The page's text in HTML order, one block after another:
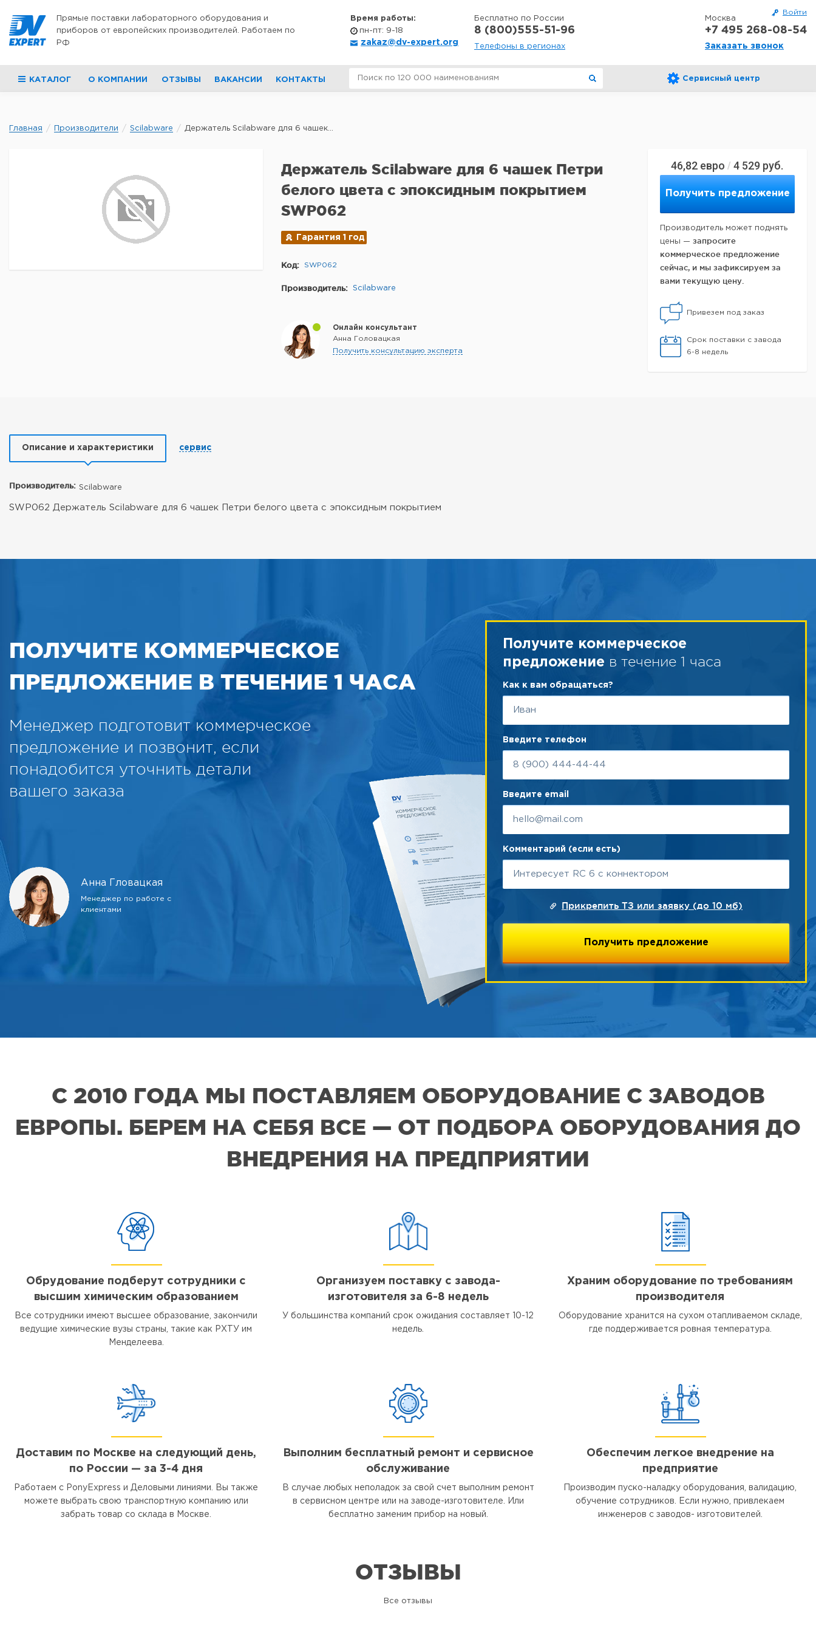
Войти
Прямые поставки лабораторного оборудования и
приборов от европейских производителей. Работаем по
РФ
Время работы:
пн-пт: 9-18
zakaz@dv-expert.org
Бесплатно по России
8 (800)555-51-96
Телефоны в регионах
Москва
+7 495 268-08-54
Заказать звонок
КАТАЛОГ О КОМПАНИИ ОТЗЫВЫ ВАКАНСИИ КОНТАКТЫ Сервисный центр
Главная Производители Scilabware Держатель Scilabware для 6 чашек...
46,82 евро / 4 529 руб.
Получить предложение
Производитель может поднять
цены — запросите
коммерческое предложение
сейчас, и мы зафиксируем за
вами текущую цену.
Привезем под заказ
Срок поставки с завода
6-8 недель
Держатель Scilabware для 6 чашек Петри
белого цвета с эпоксидным покрытием
SWP062
Гарантия 1 год
Код: SWP062
Производитель: Scilabware
Онлайн консультант
Анна Головацкая
Получить консультацию эксперта
Описание и характеристики сервис
Производитель: Scilabware
SWP062 Держатель Scilabware для 6 чашек Петри белого цвета с эпоксидным покрытием
ПОЛУЧИТЕ КОММЕРЧЕСКОЕ
ПРЕДЛОЖЕНИЕ В ТЕЧЕНИЕ 1 ЧАСА
Менеджер подготовит коммерческое
предложение и позвонит, если
понадобится уточнить детали
вашего заказа
Анна Гловацкая
Менеджер по работе с
клиентами
Получите коммерческое
предложение в течение 1 часа
Как к вам обращаться?
Введите телефон
Введите email
Комментарий (если есть)
Прикрепить ТЗ или заявку (до 10 мб)
С 2010 ГОДА МЫ ПОСТАВЛЯЕМ ОБОРУДОВАНИЕ С ЗАВОДОВ
ЕВРОПЫ. БЕРЕМ НА СЕБЯ ВСЕ — ОТ ПОДБОРА ОБОРУДОВАНИЯ ДО
ВНЕДРЕНИЯ НА ПРЕДПРИЯТИИ
Обрудование подберут сотрудники с
высшим химическим образованием
Все сотрудники имеют высшее образование, закончили
ведущие химические вузы страны, такие как РХТУ им
Менделеева.
Организуем поставку с завода-
изготовителя за 6-8 недель
У большинства компаний срок ожидания составляет 10-12
недель.
Храним оборудование по требованиям
производителя
Оборудование хранится на сухом отапливаемом складе,
где поддерживается ровная температура.
Доставим по Москве на следующий день,
по России — за 3-4 дня
Работаем с PonyExpress и Деловыми линиями. Вы также
можете выбрать свою транспортную компанию или
забрать товар со склада в Москве.
Выполним бесплатный ремонт и сервисное
обслуживание
В случае любых неполадок за свой счет выполним ремонт
в сервисном центре или на заводе-изготовителе. Или
бесплатно заменим прибор на новый.
Обеспечим легкое внедрение на
предприятие
Производим пуско-наладку оборудования, валидацию,
обучение сотрудников. Если нужно, привлекаем
инженеров с заводов- изготовителей.
ОТЗЫВЫ
Все отзывы